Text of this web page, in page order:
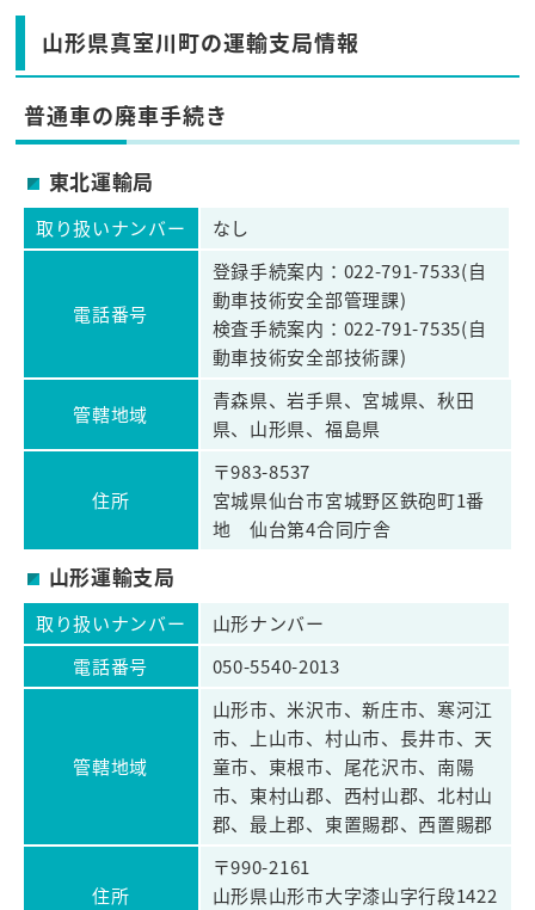
山形県真室川町の運輸支局情報
普通車の廃車手続き
東北運輸局
取り扱いナンバー なし
電話番号
登録手続案内：022-791-7533(自
動車技術安全部管理課)
検査手続案内：022-791-7535(自
動車技術安全部技術課)
管轄地域
青森県、岩手県、宮城県、秋田
県、山形県、福島県
住所
〒983-8537
宮城県仙台市宮城野区鉄砲町1番
地 仙台第4合同庁舎
山形運輸支局
取り扱いナンバー
山形ナンバー
電話番号
050-5540-2013
管轄地域
山形市、米沢市、新庄市、寒河江
市、上山市、村山市、長井市、天
童市、東根市、尾花沢市、南陽
市、東村山郡、西村山郡、北村山
郡、最上郡、東置賜郡、西置賜郡
住所
〒990-2161
山形県山形市大字漆山字行段1422